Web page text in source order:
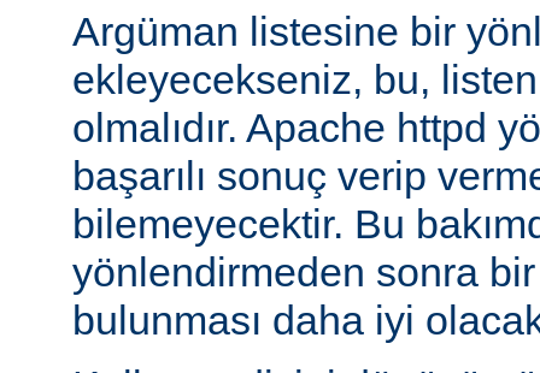
Argüman listesine bir
ekleyecekseniz, bu,
olmalıdır. Apache httpd
başarılı sonuç verip
bilemeyecektir. Bu
yönlendirmeden sonra
bulunması daha iyi